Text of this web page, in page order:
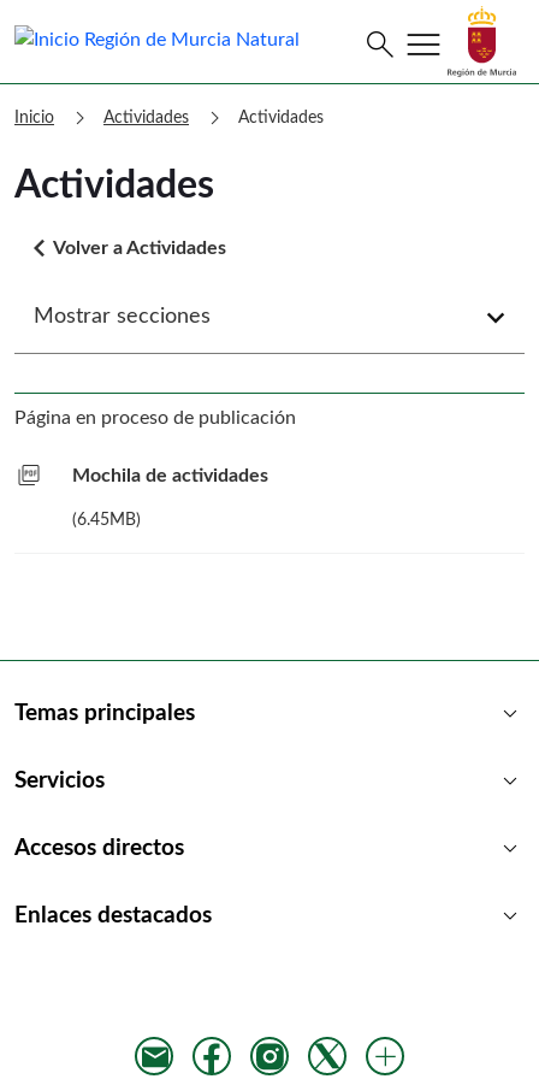
Murcia Natural ActividadesBuscar
search menu
Inicio chevron_right Actividades chevron_right Actividades
Actividades
arrow_back_ios Volver a Actividades
Mostrar secciones arrow_forward_ios
Página en proceso de publicación
picture_as_pdf Mochila de actividades
(6.45MB)
Temas principales keyboard_arrow_down
Servicios keyboard_arrow_down
Accesos directos keyboard_arrow_down
Enlaces destacados keyboard_arrow_down